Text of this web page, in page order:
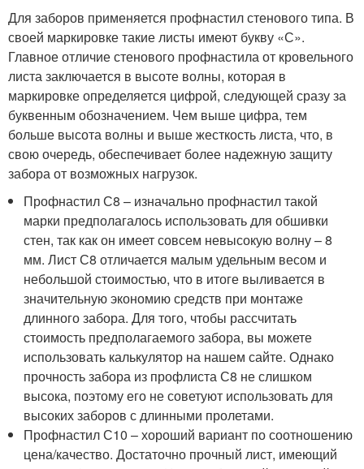
Для заборов применяется профнастил стенового типа. В
своей маркировке такие листы имеют букву «С».
Главное отличие стенового профнастила от кровельного
листа заключается в высоте волны, которая в
маркировке определяется цифрой, следующей сразу за
буквенным обозначением. Чем выше цифра, тем
больше высота волны и выше жесткость листа, что, в
свою очередь, обеспечивает более надежную защиту
забора от возможных нагрузок.
Профнастил С8 – изначально профнастил такой
марки предполагалось использовать для обшивки
стен, так как он имеет совсем невысокую волну – 8
мм. Лист С8 отличается малым удельным весом и
небольшой стоимостью, что в итоге выливается в
значительную экономию средств при монтаже
длинного забора. Для того, чтобы рассчитать
стоимость предполагаемого забора, вы можете
использовать калькулятор на нашем сайте. Однако
прочность забора из профлиста С8 не слишком
высока, поэтому его не советуют использовать для
высоких заборов с длинными пролетами.
Профнастил С10 – хороший вариант по соотношению
цена/качество. Достаточно прочный лист, имеющий